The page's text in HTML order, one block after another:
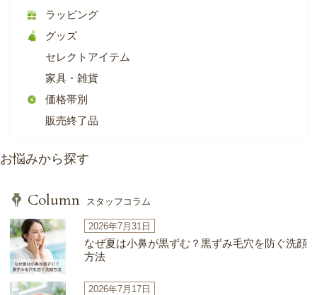
ラッピング
グッズ
セレクトアイテム
家具・雑貨
価格帯別
販売終了品
お悩みから探す
Column スタッフコラム
2026年7月31日
なぜ夏は小鼻が黒ずむ？黒ずみ毛穴を防ぐ洗顔
方法
2026年7月17日